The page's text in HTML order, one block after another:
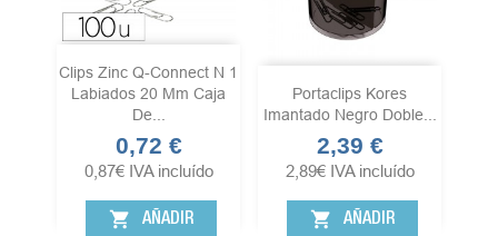
Clips Zinc Q-Connect N 1
Labiados 20 Mm Caja
De...
Precio
0,72 €
0,87€ IVA incluído
shopping_cart AÑADIR
Portaclips Kores
Imantado Negro Doble...
Precio
2,39 €
2,89€ IVA incluído
shopping_cart AÑADIR